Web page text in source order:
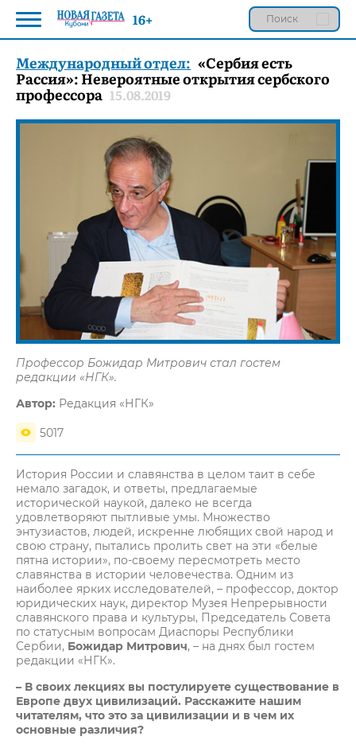
Международный отдел: «Сербия есть
Рассия»: Невероятные открытия сербского
профессора 15.08.2019
Профессор Божидар Митрович стал гостем
редакции «НГК».
Автор: Редакция «НГК»
5017
История России и славянства в целом таит в себе
немало загадок, и ответы, предлагаемые
исторической наукой, далеко не всегда
удовлетворяют пытливые умы. Множество
энтузиастов, людей, искренне любящих свой народ и
свою страну, пытались пролить свет на эти «белые
пятна истории», по-своему пересмотреть место
славянства в истории человечества. Одним из
наиболее ярких исследователей, – профессор, доктор
юридических наук, директор Музея Непрерывности
славянского права и культуры, Председатель Совета
по статусным вопросам Диаспоры Республики
Сербии, Божидар Митрович, – на днях был гостем
редакции «НГК».
– В своих лекциях вы постулируете существование в
Европе двух цивилизаций. Расскажите нашим
читателям, что это за цивилизации и в чем их
основные различия?
16+